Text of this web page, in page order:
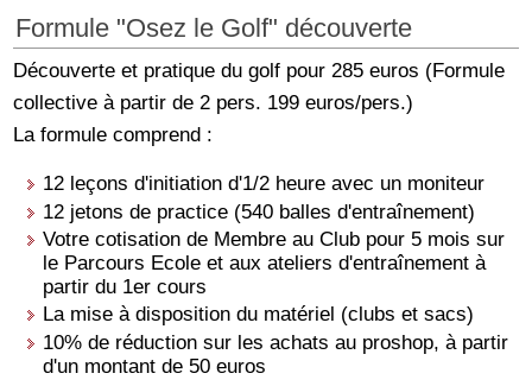
Formule "Osez le Golf" découverte
Découverte et pratique du golf pour 285 euros (Formule
collective à partir de 2 pers. 199 euros/pers.)
La formule comprend :
12 leçons d'initiation d'1/2 heure avec un moniteur
12 jetons de practice (540 balles d'entraînement)
Votre cotisation de Membre au Club pour 5 mois sur
le Parcours Ecole et aux ateliers d'entraînement à
partir du 1er cours
La mise à disposition du matériel (clubs et sacs)
10% de réduction sur les achats au proshop, à partir
d'un montant de 50 euros